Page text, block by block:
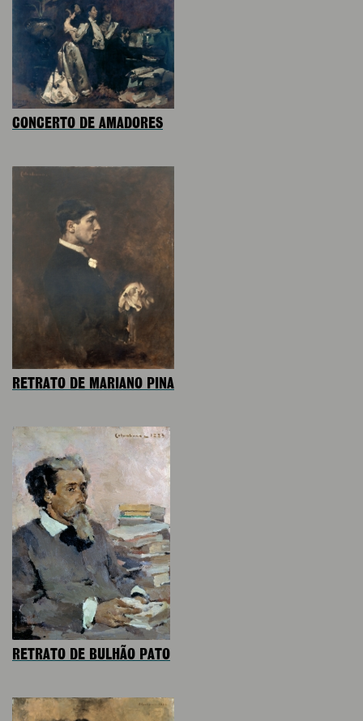
CONCERTO DE AMADORES
RETRATO DE MARIANO PINA
RETRATO DE BULHÃO PATO